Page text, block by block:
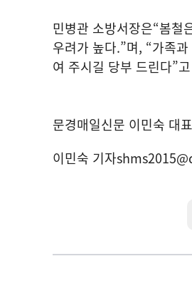
민병관 소방서장은“봄철
우려가 높다.”며, “가족
여 주시길 당부 드린다”
문경매일신문 이민숙 대표
이민숙 기자